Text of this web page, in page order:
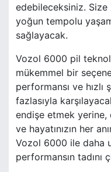
edebileceksiniz. Size
yoğun tempolu
sağlayacak.
Vozol 6000 pil
mükemmel bir
performansı ve
fazlasıyla
endişe etmek yerine,
ve hayatınızın her
Vozol 6000 ile daha
performansın tadını